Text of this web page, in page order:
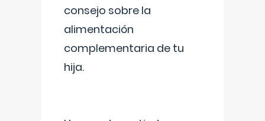
consejo sobre la
alimentación
complementaria de tu
hija.